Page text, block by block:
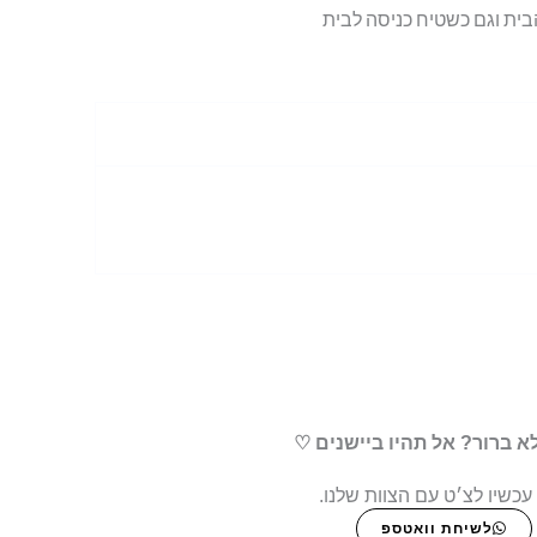
ברור? אל תהיו ביישנים ♡
עכשיו לצ׳ט עם הצוות שלנו.
לשיחת וואטספ